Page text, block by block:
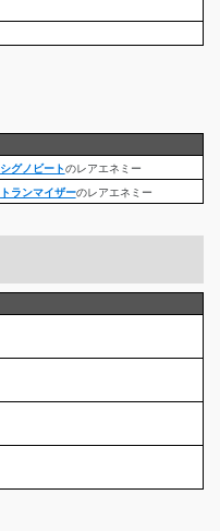
シグノビートのレアエネミー
トランマイザーのレアエネミー